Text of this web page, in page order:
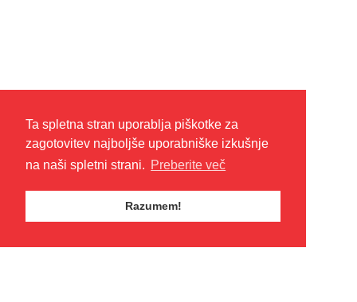
Ta spletna stran uporablja piškotke za
zagotovitev najboljše uporabniške izkušnje
na naši spletni strani. Preberite več
Razumem!